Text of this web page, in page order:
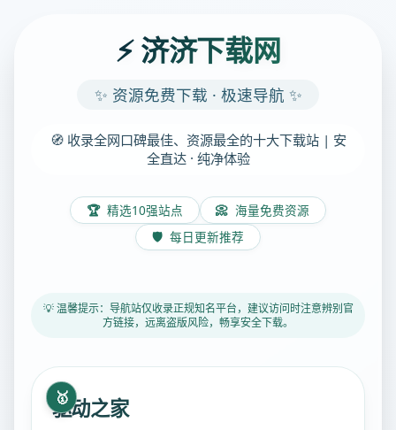
⚡ 济济下载网
✨ 资源免费下载 · 极速导航 ✨
🧭 收录全网口碑最佳、资源最全的十大下载站 | 安
全直达 · 纯净体验
🏆 精选10强站点 📀 海量免费资源
🛡️ 每日更新推荐
💡 温馨提示：导航站仅收录正规知名平台，建议访问时注意辨别官
方链接，远离盗版风险，畅享安全下载。
🥇
驱动之家